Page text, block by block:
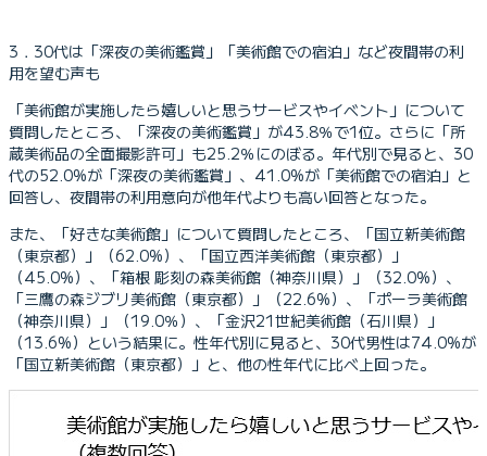
3．30代は「深夜の美術鑑賞」「美術館での宿泊」など夜間帯の利
用を望む声も
「美術館が実施したら嬉しいと思うサービスやイベント」について
質問したところ、「深夜の美術鑑賞」が43.8％で1位。さらに「所
蔵美術品の全面撮影許可」も25.2％にのぼる。年代別で見ると、30
代の52.0%が「深夜の美術鑑賞」、41.0%が「美術館での宿泊」と
回答し、夜間帯の利用意向が他年代よりも高い回答となった。
また、「好きな美術館」について質問したところ、「国立新美術館
（東京都）」（62.0%）、「国立西洋美術館（東京都）」
（45.0%）、「箱根 彫刻の森美術館（神奈川県）」（32.0%）、
「三鷹の森ジブリ美術館（東京都）」（22.6%）、「ポーラ美術館
（神奈川県）」（19.0％）、「金沢21世紀美術館（石川県）」
（13.6%）という結果に。性年代別に見ると、30代男性は74.0%が
「国立新美術館（東京都）」と、他の性年代に比べ上回った。